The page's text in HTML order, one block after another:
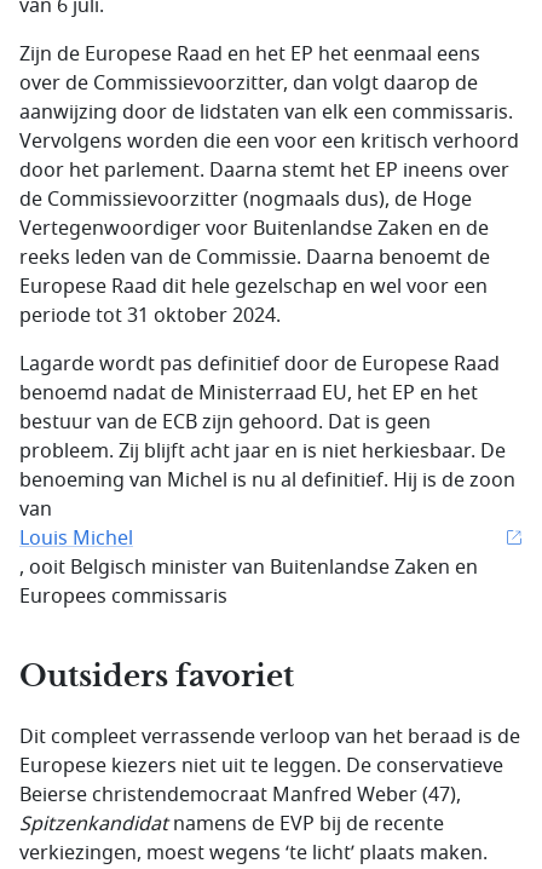
Zijn de Europese Raad en het EP het eenmaal eens
over de Commissievoorzitter, dan volgt daarop de
aanwijzing door de lidstaten van elk een commissaris.
Vervolgens worden die een voor een kritisch verhoord
door het parlement. Daarna stemt het EP ineens over
de Commissievoorzitter (nogmaals dus), de Hoge
Vertegenwoordiger voor Buitenlandse Zaken en de
reeks leden van de Commissie. Daarna benoemt de
Europese Raad dit hele gezelschap en wel voor een
periode tot 31 oktober 2024.
Lagarde wordt pas definitief door de Europese Raad
benoemd nadat de Ministerraad EU, het EP en het
bestuur van de ECB zijn gehoord. Dat is geen
probleem. Zij blijft acht jaar en is niet herkiesbaar. De
benoeming van Michel is nu al definitief. Hij is de zoon
van
Louis Michel
, ooit Belgisch minister van Buitenlandse Zaken en
Europees commissaris
Outsiders favoriet
Dit compleet verrassende verloop van het beraad is de
Europese kiezers niet uit te leggen. De conservatieve
Beierse christendemocraat Manfred Weber (47),
Spitzenkandidatnamens de EVP bij de recente
verkiezingen, moest wegens ‘te licht’ plaats maken.